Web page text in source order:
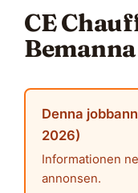
CE
Denna
2026)
Informationen
annonsen.